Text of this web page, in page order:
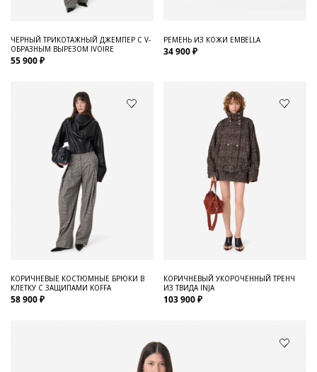
ЧЕРНЫЙ ТРИКОТАЖНЫЙ ДЖЕМПЕР С V-
ОБРАЗНЫМ ВЫРЕЗОМ IVOIRE
55 900 ₽
РЕМЕНЬ ИЗ КОЖИ EMBELLA
34 900 ₽
КОРИЧНЕВЫЕ КОСТЮМНЫЕ БРЮКИ В
КЛЕТКУ С ЗАЩИПАМИ KOFFA
58 900 ₽
КОРИЧНЕВЫЙ УКОРОЧЕННЫЙ ТРЕНЧ
ИЗ ТВИДА INJA
103 900 ₽